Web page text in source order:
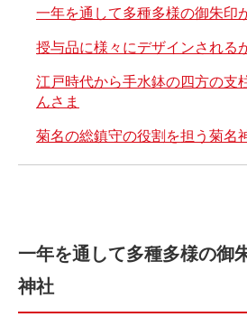
一年を通して多種多様の御朱印
授与品に様々にデザインされる
江戸時代から手水鉢の四方の支
んさま
菊名の総鎮守の役割を担う菊名
一年を通して多種多様の御
神社